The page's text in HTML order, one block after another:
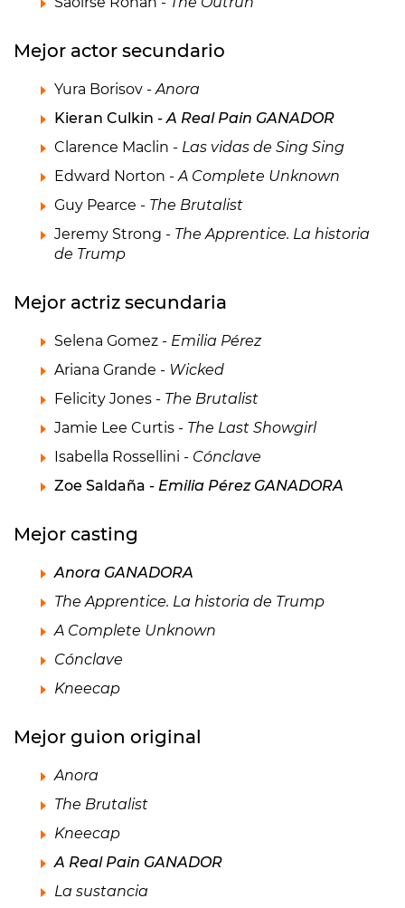
Mejor actor secundario
Yura Borisov -Anora
Kieran Culkin -A Real Pain GANADOR
Clarence Maclin - Las vidas de Sing Sing
Edward Norton -A Complete Unknown
Guy Pearce - The Brutalist
Jeremy Strong - The Apprentice. La historia
de Trump
Mejor actriz secundaria
Selena Gomez - Emilia Pérez
Ariana Grande - Wicked
Felicity Jones - The Brutalist
Jamie Lee Curtis - The Last Showgirl
Isabella Rossellini - Cónclave
Zoe Saldaña - Emilia Pérez GANADORA
Mejor casting
Anora GANADORA
The Apprentice. La historia de Trump
A Complete Unknown
Cónclave
Kneecap
Mejor guion original
Anora
The Brutalist
Kneecap
A Real Pain GANADOR
La sustancia